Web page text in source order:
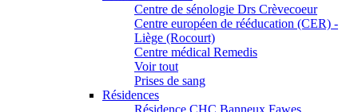
Centre de sénologie Drs Crèvecoeur
Centre européen de rééducation (CER) -
Liège (Rocourt)
Centre médical Remedis
Voir tout
Prises de sang
Résidences
Résidence CHC Banneux Fawes